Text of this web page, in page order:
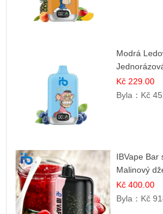
Modrá
šluků |
Kč 229.00
Byla： Kč
IBVape Bar
Malinový
příchuť
Kč 400.00
Byla： Kč